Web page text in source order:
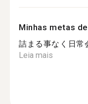
Minhas metas
詰まる事なく日常
Leia mais